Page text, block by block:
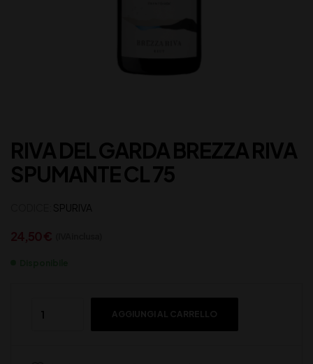
RIVA DEL GARDA BREZZA RIVA
SPUMANTE CL 75
SPURIVA
AGGIUNGI AL CARRELLO